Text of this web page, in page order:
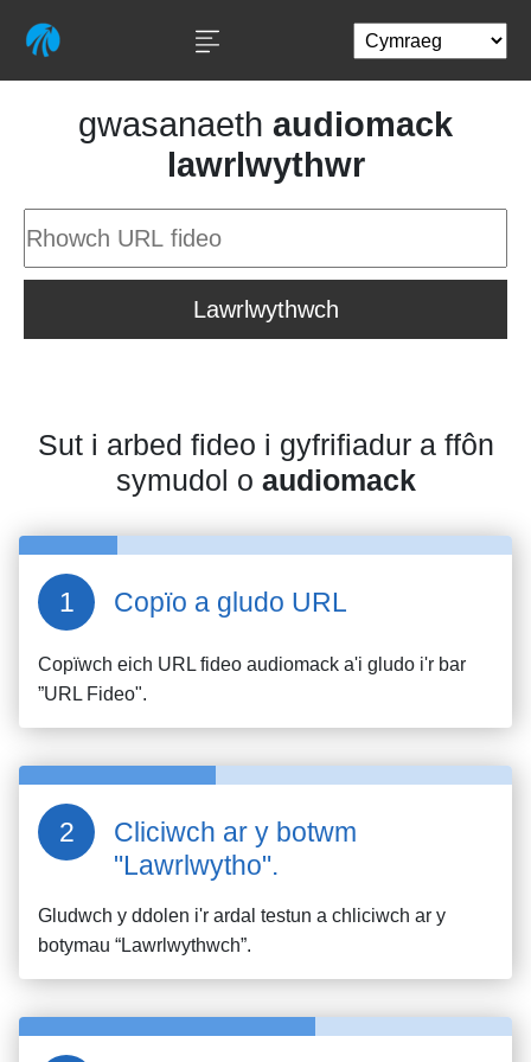
gwasanaeth audiomack
lawrlwythwr
Lawrlwythwch
Sut i arbed fideo i gyfrifiadur a ffôn
symudol o audiomack
Copïo a gludo URL
Copïwch eich URL fideo audiomack a'i gludo i'r bar
”URL Fideo".
Cliciwch ar y botwm
"Lawrlwytho".
Gludwch y ddolen i'r ardal testun a chliciwch ar y
botymau “Lawrlwythwch”.